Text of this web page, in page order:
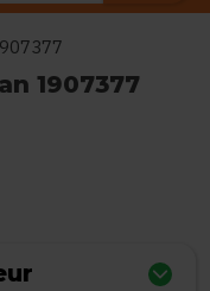
1907377